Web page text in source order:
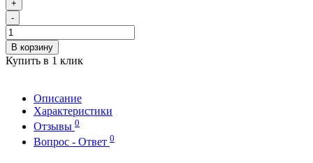
+
-
В корзину
Купить в 1 клик
Описание
Характеристики
Отзывы 0
Вопрос - Ответ 0